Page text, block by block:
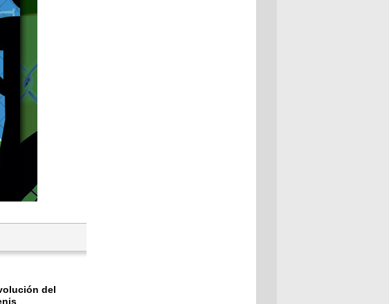
del